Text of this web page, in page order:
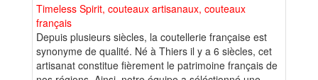
Timeless Spirit, couteaux artisanaux, couteaux
français
Depuis plusieurs siècles, la coutellerie française est
synonyme de qualité. Né à Thiers il y a 6 siècles, cet
artisanat constitue fièrement le patrimoine français de